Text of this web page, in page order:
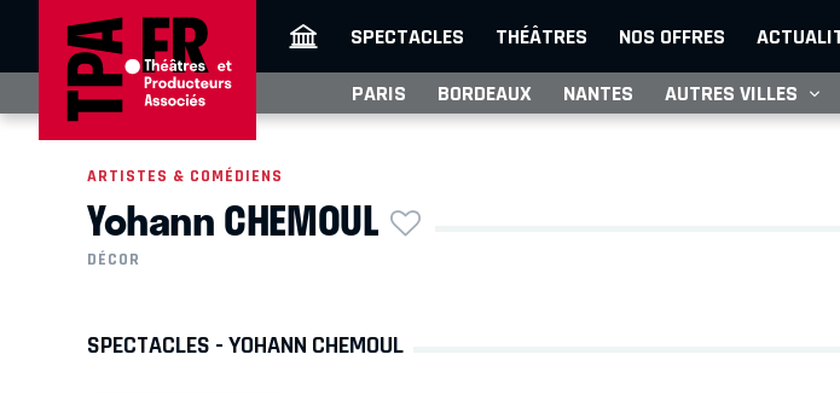
SPECTACLES THÉÂTRES NOS OFFRES
PARIS BORDEAUX NANTES AUTRES VILLES
ARTISTES & COMÉDIENS
Yohann CHEMOUL
DÉCOR
SPECTACLES - YOHANN CHEMOUL